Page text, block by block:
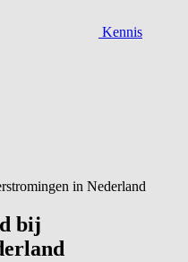
Kennis
in Nederland
bij